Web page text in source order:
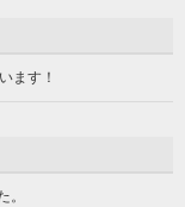
ます！
。